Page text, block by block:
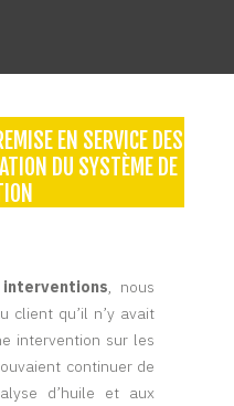
EN SERVICE DES
DU SYSTÈME DE
interventions, nous
client qu’il n’y avait
intervention sur les
continuer de
d’huile et aux